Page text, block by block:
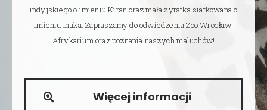
indyjskiego o imieniu Kiran oraz mała żyrafka siatkowana o
imieniu Inuka. Zapraszamy do odwiedzenia Zoo Wrocław,
Afrykarium oraz poznania naszych maluchów!
Więcej informacji